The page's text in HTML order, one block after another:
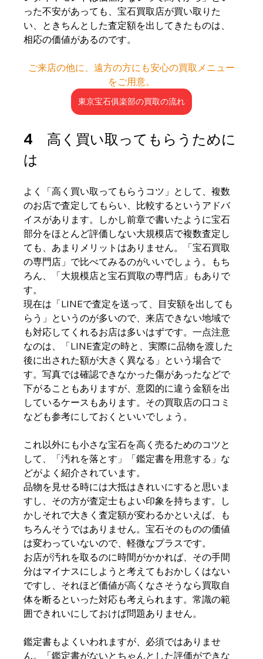
った不安があっても、宝石買取店が買い取りた
い、ときちんとした査定額を出してきたものは、
相応の価値があるのです。
ご来店の他に、遠方の方にも安心の買取メニュー
をご用意。
東京宝石俱楽部の買取の流れ
4　高く買い取ってもらうために
は
よく「高く買い取ってもらうコツ」として、複数
のお店で査定してもらい、比較するというアドバ
イスがあります。しかし前章で書いたように宝石
部分をほとんど評価しない大規模店で複数査定し
ても、あまりメリットはありません。「宝石買取
の専門店」で比べてみるのがいいでしょう。もち
ろん、「大規模店と宝石買取の専門店」もありで
す。
現在は「LINEで査定を送って、目安額を出しても
らう」というのが多いので、来店できない地域で
も対応してくれるお店は多いはずです。一点注意
なのは、「LINE査定の時と、実際に品物を渡した
後に出された額が大きく異なる」という場合で
す。写真では確認できなかった傷があったなどで
下がることもありますが、意図的に違う金額を出
しているケースもあります。その買取店の口コミ
なども参考にしておくといいでしょう。
これ以外にも小さな宝石を高く売るためのコツと
して、「汚れを落とす」「鑑定書を用意する」な
どがよく紹介されています。
品物を見せる時には大抵はきれいにすると思いま
すし、その方が査定士もよい印象を持ちます。し
かしそれで大きく査定額が変わるかといえば、も
ちろんそうではありません。宝石そのものの価値
は変わっていないので、軽微なプラスです。
お店が汚れを取るのに時間がかかれば、その手間
分はマイナスにしようと考えてもおかしくはない
ですし、それほど価値が高くなさそうなら買取自
体を断るといった対応も考えられます。常識の範
囲できれいにしておけば問題ありません。
鑑定書もよくいわれますが、必須ではありませ
ん。「鑑定書がないとちゃんとした評価ができな